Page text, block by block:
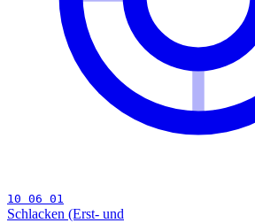
10 06 01
Schlacken (Erst- und